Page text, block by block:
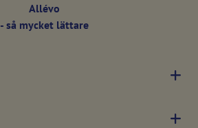
Allévo
- så mycket lättare